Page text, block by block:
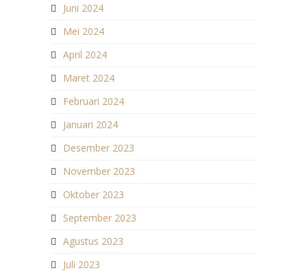
Juni 2024
Mei 2024
April 2024
Maret 2024
Februari 2024
Januari 2024
Desember 2023
November 2023
Oktober 2023
September 2023
Agustus 2023
Juli 2023